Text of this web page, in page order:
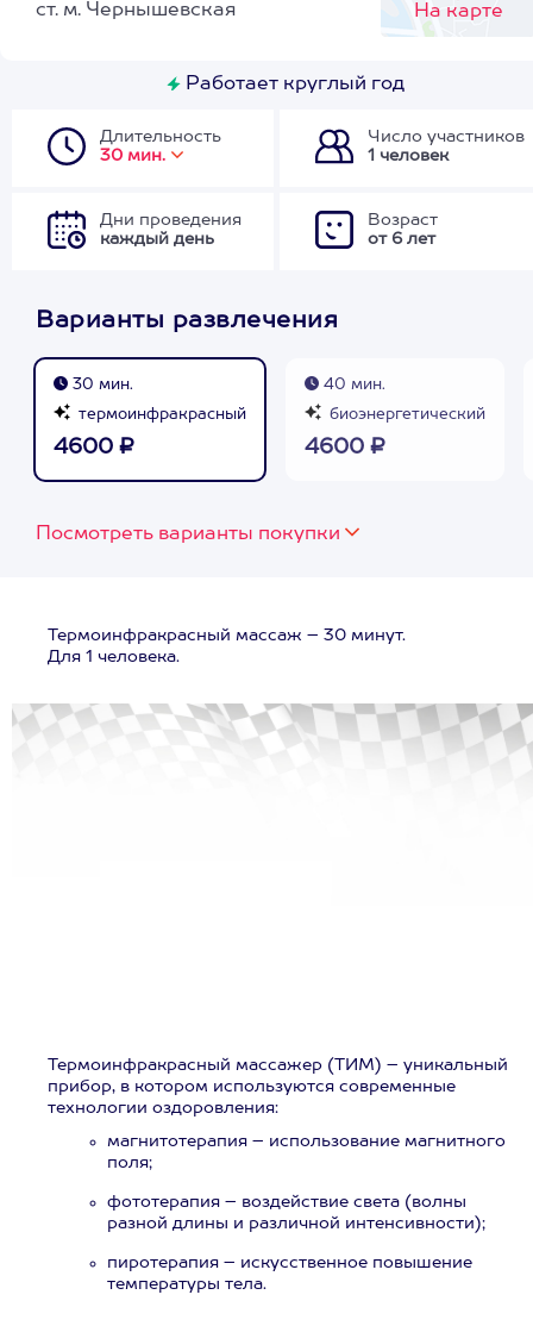
На карте
ст. м. Чернышевская
Работает круглый год
Длительность
30 мин.
Число участников
1 человек
Дни проведения
каждый день
Возраст
от 6 лет
Варианты развлечения
30 мин.
термоинфракрасный
4600 ₽
40 мин.
биоэнергетический
4600 ₽
Посмотреть варианты покупки
Термоинфракрасный массаж – 30 минут.
Для 1 человека.
Термоинфракрасный массажер (ТИМ) – уникальный
прибор, в котором используются современные
технологии оздоровления:
магнитотерапия – использование магнитного
поля;
фототерапия – воздействие света (волны
разной длины и различной интенсивности);
пиротерапия – искусственное повышение
температуры тела.